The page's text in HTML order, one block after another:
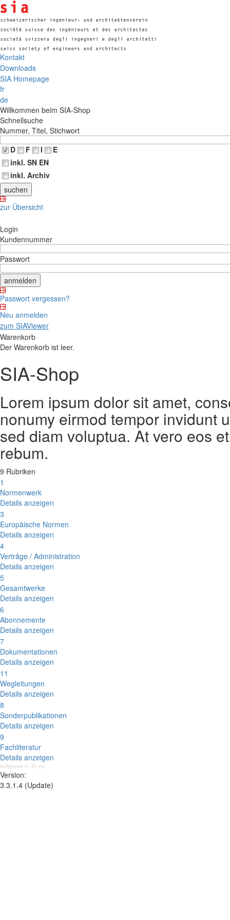
Kontakt
Downloads
SIA Homepage
fr
de
Willkommen beim SIA-Shop
Schnellsuche
Nummer, Titel, Stichwort
D
F I
E
inkl. SN EN
inkl. Archiv
zur Übersicht
Login
Kundennummer
Passwort
Passwort vergessen?
Neu anmelden
zum SIAViewer
Warenkorb
Der Warenkorb ist leer.
SIA-Shop
Lorem ipsum dolor sit amet,
nonumy eirmod tempor invidunt
sed diam voluptua. At vero eos
rebum.
9 Rubriken
1
Normenwerk
Details anzeigen
3
Europäische Normen
Details anzeigen
4
Verträge / Administration
Details anzeigen
5
Gesamtwerke
Details anzeigen
6
Abonnemente
Details anzeigen
7
Dokumentationen
Details anzeigen
11
Wegleitungen
Details anzeigen
8
Sonderpublikationen
Details anzeigen
9
Fachliteratur
Details anzeigen
Aufbereitet in: 22 ms;
Version:
3.3.1.4 (Update)